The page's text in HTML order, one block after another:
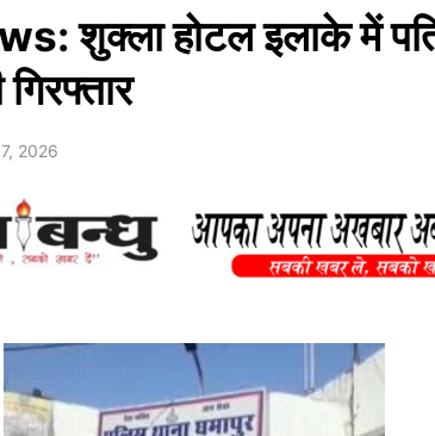
शुक्ला होटल इलाके में पति
2026